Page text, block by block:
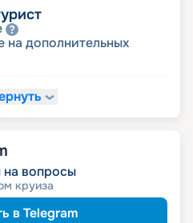
дополнительных
ведомств
на вопросы
круиза
в Telegram